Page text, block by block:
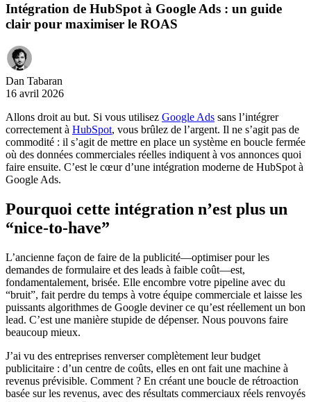
Intégration de HubSpot à Google Ads : un guide
clair pour maximiser le ROAS
Dan Tabaran
16 avril 2026
Allons droit au but. Si vous utilisez Google Ads sans l’intégrer
correctement à HubSpot, vous brûlez de l’argent. Il ne s’agit pas de
commodité : il s’agit de mettre en place un système en boucle fermée
où des données commerciales réelles indiquent à vos annonces quoi
faire ensuite. C’est le cœur d’une intégration moderne de HubSpot à
Google Ads.
Pourquoi cette intégration n’est plus un
“nice-to-have”
L’ancienne façon de faire de la publicité—optimiser pour les
demandes de formulaire et des leads à faible coût—est,
fondamentalement, brisée. Elle encombre votre pipeline avec du
“bruit”, fait perdre du temps à votre équipe commerciale et laisse les
puissants algorithmes de Google deviner ce qu’est réellement un bon
lead. C’est une manière stupide de dépenser. Nous pouvons faire
beaucoup mieux.
J’ai vu des entreprises renverser complètement leur budget
publicitaire : d’un centre de coûts, elles en ont fait une machine à
revenus prévisible. Comment ? En créant une boucle de rétroaction
basée sur les revenus, avec des résultats commerciaux réels renvoyés